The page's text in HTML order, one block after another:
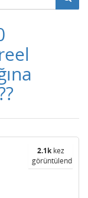
2.1kkez
görüntülendi